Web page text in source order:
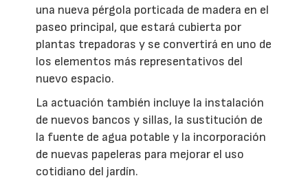
una nueva pérgola porticada de madera en el
paseo principal, que estará cubierta por
plantas trepadoras y se convertirá en uno de
los elementos más representativos del
nuevo espacio.
La actuación también incluye la instalación
de nuevos bancos y sillas, la sustitución de
la fuente de agua potable y la incorporación
de nuevas papeleras para mejorar el uso
cotidiano del jardín.